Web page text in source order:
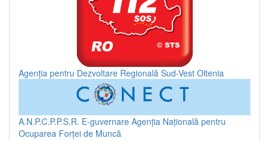
Agenția pentru Dezvoltare Regională Sud-Vest Oltenia
A.N.P.C.P.P.S.R. E-guvernare Agenția Națională pentru
Ocuparea Forței de Muncă